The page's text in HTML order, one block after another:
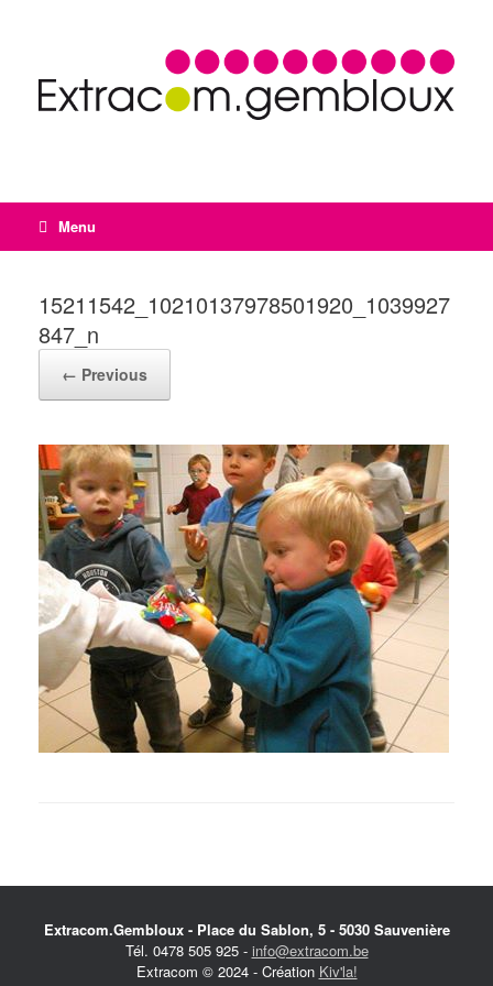
Menu
15211542_10210137978501920_1039927
847_n
← Previous
Extracom.Gembloux - Place du Sablon, 5 - 5030 Sauvenière
Tél. 0478 505 925 - info@extracom.be
Extracom © 2024 - Création Kiv'la!